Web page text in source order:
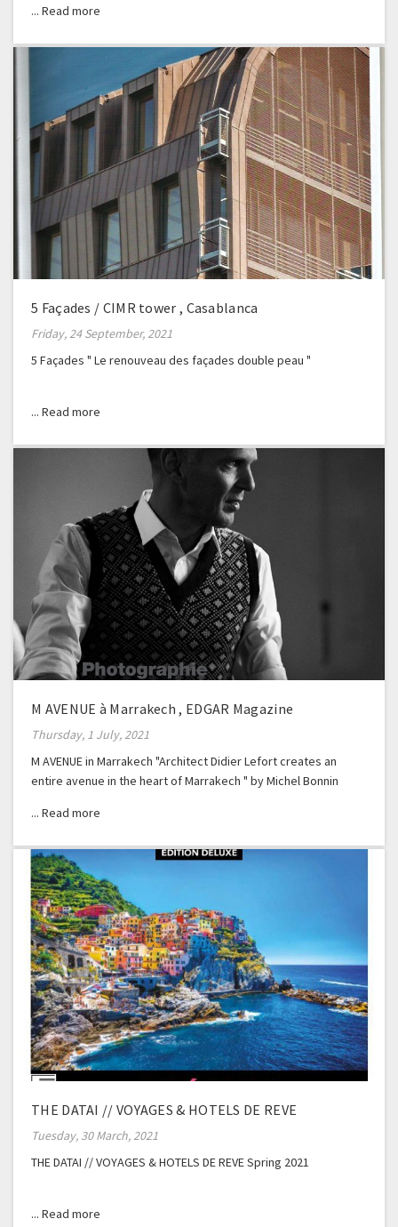
5 Façades / CIMR tower , Casablanca
Friday, 24 September, 2021
5 Façades " Le renouveau des façades double peau "
M AVENUE à Marrakech , EDGAR Magazine
Thursday, 1 July, 2021
M AVENUE in Marrakech "Architect Didier Lefort creates an
entire avenue in the heart of Marrakech " by Michel Bonnin
THE DATAI // VOYAGES & HOTELS DE REVE
Tuesday, 30 March, 2021
THE DATAI // VOYAGES & HOTELS DE REVE Spring 2021